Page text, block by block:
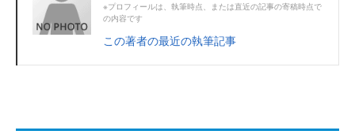
※プロフィールは、執筆時点、または直近の記事の寄稿時点で
の内容です
この著者の最近の執筆記事